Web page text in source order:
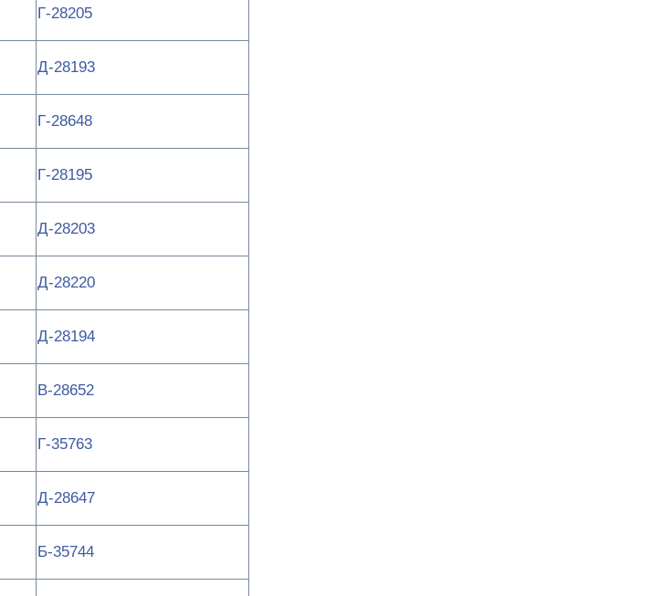
Г-28205
Д-28193
Г-28648
Г-28195
Д-28203
Д-28220
Д-28194
В-28652
Г-35763
Д-28647
Б-35744